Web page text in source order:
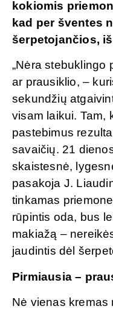
kokiomis
kad per šventes
šerpetojančios,
„Nėra stebuklingo
ar prausiklio, –
sekundžių
visam laikui. Tam,
pastebimus
savaičių. 21
skaistesnė,
pasakoja J.
tinkamas
rūpintis oda, bus
makiažą –
jaudintis dėl
Pirmiausia –
Nė vienas kremas